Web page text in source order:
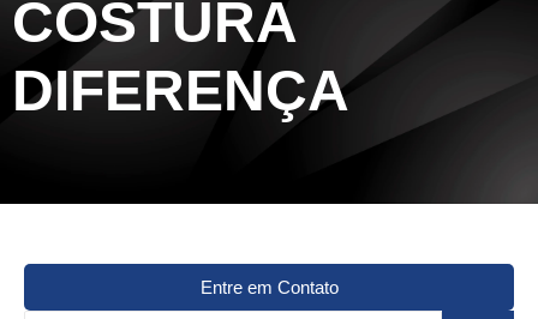
COSTURA
DIFERENÇA
Entre em Contato